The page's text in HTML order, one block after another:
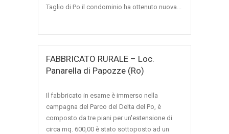
Taglio di Po il condominio ha ottenuto nuova...
FABBRICATO RURALE – Loc.
Panarella di Papozze (Ro)
Il fabbricato in esame è immerso nella
campagna del Parco del Delta del Po, è
composto da tre piani per un'estensione di
circa mq. 600,00 è stato sottoposto ad un